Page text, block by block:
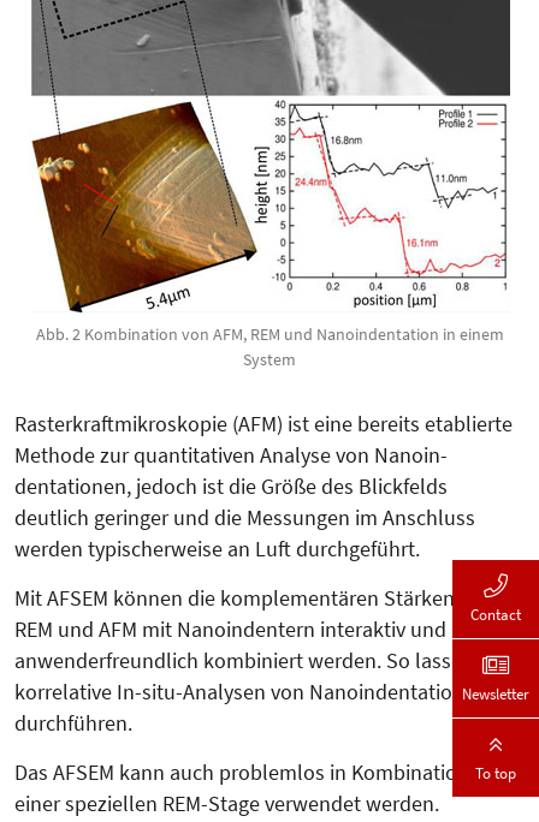
Abb. 2 Kombination von AFM, REM und Nanoindentation in einem
System
Rasterkraftmikroskopie (AFM) ist eine bereits etablierte
Methode zur quantitativen Analyse von Nanoin­
dentationen, jedoch ist die Größe des Blickfelds
deutlich geringer und die Messungen im Anschluss
werden typischerweise an Luft durchgeführt.
Mit AFSEM können die komplementären Stärken von
REM und AFM mit Nanoindentern interaktiv und
anwenderfreundlich kombiniert werden. So lassen sich
korrelative In-situ-Ana­lysen von Nanoindentationen
durchführen.
Das AFSEM kann auch problemlos in Kombination mit
einer speziellen REM-Stage verwendet werden.
Contact
Newsletter
To top